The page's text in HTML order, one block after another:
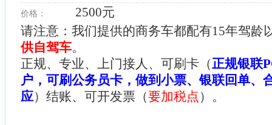
价格：
2500元
请注意：我们提供的商务车都配有15年驾龄
供自驾车。
正规、专业、上门接人、可刷卡（正规银联
户，可刷公务员卡，做到小票、银联回单、
应）结账、可开发票（要加税点 ）。